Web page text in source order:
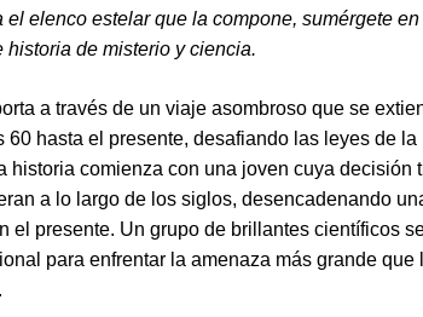
elenco estelar que la compone, sumérgete
historia de misterio y ciencia.
a través de un viaje asombroso que se
hasta el presente, desafiando las leyes de la
historia comienza con una joven cuya decisión
a lo largo de los siglos, desencadenando
el presente. Un grupo de brillantes científicos
para enfrentar la amenaza más grande que